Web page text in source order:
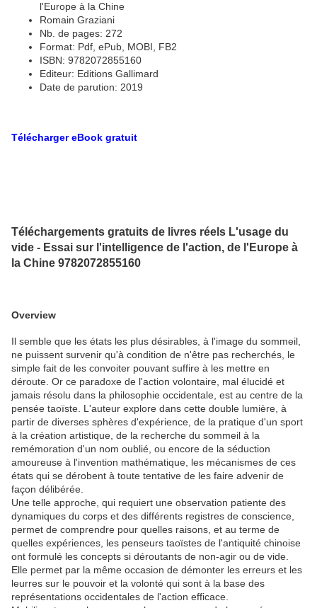
l'Europe à la Chine
Romain Graziani
Nb. de pages: 272
Format: Pdf, ePub, MOBI, FB2
ISBN: 9782072855160
Editeur: Editions Gallimard
Date de parution: 2019
Télécharger eBook gratuit
Téléchargements gratuits de livres réels L'usage du
vide - Essai sur l'intelligence de l'action, de l'Europe à
la Chine 9782072855160
Overview
Il semble que les états les plus désirables, à l'image du sommeil,
ne puissent survenir qu'à condition de n'être pas recherchés, le
simple fait de les convoiter pouvant suffire à les mettre en
déroute. Or ce paradoxe de l'action volontaire, mal élucidé et
jamais résolu dans la philosophie occidentale, est au centre de la
pensée taoïste. L'auteur explore dans cette double lumière, à
partir de diverses sphères d'expérience, de la pratique d'un sport
à la création artistique, de la recherche du sommeil à la
remémoration d'un nom oublié, ou encore de la séduction
amoureuse à l'invention mathématique, les mécanismes de ces
états qui se dérobent à toute tentative de les faire advenir de
façon délibérée.
Une telle approche, qui requiert une observation patiente des
dynamiques du corps et des différents registres de conscience,
permet de comprendre pour quelles raisons, et au terme de
quelles expériences, les penseurs taoïstes de l'antiquité chinoise
ont formulé les concepts si déroutants de non-agir ou de vide.
Elle permet par la même occasion de démonter les erreurs et les
leurres sur le pouvoir et la volonté qui sont à la base des
représentations occidentales de l'action efficace.